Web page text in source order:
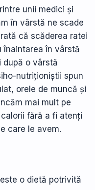
unii medici și
în vârstă ne scade
că scăderea ratei
înaintarea în vârstă
după o vârstă
nutriționiștii spun
orele de muncă și
mai mult pe
fără a fi atenți
care le avem.
o dietă potrivită